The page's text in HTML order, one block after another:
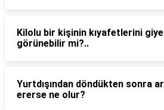
Kilolu bir kişinin kıyafetlerini
görünebilir mi?..
Yurtdışından döndükten sonra
ererse ne olur?